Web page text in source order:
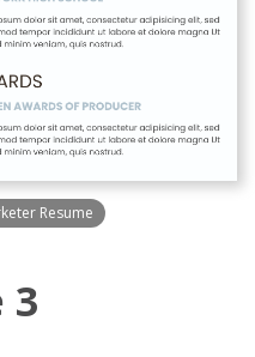
Resume
3